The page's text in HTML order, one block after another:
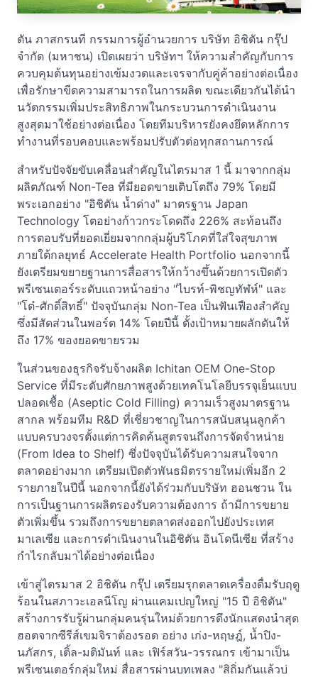
ตัน ภาสกรนที กรรมการผู้อำนวยการ บริษัท อิชิตัน กรุ๊ป
จำกัด (มหาชน) เปิดเผยว่า บริษัทฯ ให้ความสำคัญกับการ
ควบคุมต้นทุนอย่างเข้มงวดและเจรจากับคู่ค้าอย่างต่อเนื่อง
เพื่อรักษาขีดความสามารถในการผลิต ขณะเดียวกันได้นำ
นวัตกรรมเพิ่มประสิทธิภาพในกระบวนการดำเนินงาน
สูงสุดมาใช้อย่างต่อเนื่อง โดยทีมบริหารยังคงยึดหลักการ
ทำงานที่รอบคอบและพร้อมปรับตัวต่อทุกสถานการณ์
สำหรับปัจจัยขับเคลื่อนสำคัญในไตรมาส 1 นี้ มาจากกลุ่ม
ผลิตภัณฑ์ Non-Tea ที่มียอดขายเติบโตถึง 79% โดยมี
พระเอกอย่าง "อิชิตัน น้ำด่าง" มาตรฐาน Japan
Technology โตอย่างก้าวกระโดดถึง 226% สะท้อนถึง
การตอบรับที่ยอดเยี่ยมจากกลุ่มผู้บริโภคที่ใส่ใจสุขภาพ
ภายใต้กลยุทธ์ Accelerate Health Portfolio นอกจากนี้
ยังเตรียมขยายฐานการสื่อสารให้กว้างขึ้นด้วยการเปิดตัว
พรีเซนเตอร์ระดับแถวหน้าอย่าง "ไบรท์-พิชญทัฬห์" และ
"โต๋-ศักดิ์สิทธิ์" ปัจจุบันกลุ่ม Non-Tea เป็นฟันเฟืองสำคัญ
ซึ่งมีสัดส่วนในพอร์ต 14% โดยปีนี้ ตั้งเป้าหมายผลักดันให้
ถึง 17% ของยอดขายรวม
ในส่วนของธุรกิจรับจ้างผลิต Ichitan OEM One-Stop
Service ที่มีระดับศักยภาพสูงด้วยเทคโนโลยีบรรจุเย็นแบบ
ปลอดเชื้อ (Aseptic Cold Filling) ความเร็วสูงมาตรฐาน
สากล พร้อมทีม R&D ที่เชี่ยวชาญในการสนับสนุนลูกค้า
แบบครบวงจรตั้งแต่การคิดค้นสูตรจนถึงการจัดจำหน่าย
(From Idea to Shelf) ซึ่งปัจจุบันได้รับความสนใจจาก
ตลาดอย่างมาก เตรียมเปิดตัวพันธมิตรรายใหม่เพิ่มอีก 2
รายภายในปีนี้ นอกจากนี้ยังได้ร่วมกับบริษัท ฮอนชวน ใน
การเป็นฐานการผลิตรองรับความต้องการ ถ้ามีการขยาย
ตัวเพิ่มขึ้น รวมถึงการขยายตลาดส่งออกไปยังประเทศ
มาเลเซีย และการดำเนินงานในอิชิตัน อินโดนีเซีย ที่สร้าง
กำไรกลับมาได้อย่างต่อเนื่อง
เข้าสู่ไตรมาส 2 อิชิตัน กรุ๊ป เตรียมรุกตลาดเครื่องดื่มรับฤดู
ร้อนในสภาวะเอลนีโญ ผ่านแคมเปญใหญ่ "15 ปี อิชิตัน"
สร้างการรับรู้ผ่านกลุ่มคนรุ่นใหม่ด้วยการดึงนักแสดงนำสุด
ฮอตจากซีรีส์เขมจิราต้องรอด อย่าง เก่ง-หฤษฎ์, น้ำปิง-
นภัสกร, เติ้ล-มติมันท์ และ เฟิร์สวัน-วรรณกร เข้ามาเป็น
พรีเซนเตอร์กลุ่มใหม่ สื่อสารผ่านบทเพลง "สิถิ่มกันแล้วบ่